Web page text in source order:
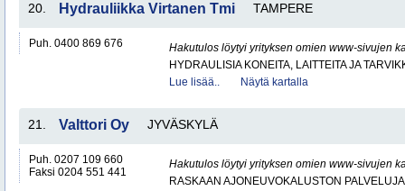
20. Hydrauliikka Virtanen Tmi TAMPERE
Puh. 0400 869 676
Hakutulos löytyi yrityksen omien www-sivujen
HYDRAULISIA KONEITA, LAITTEITA JA
Lue lisää..
Näytä kartalla
21. Valttori Oy JYVÄSKYLÄ
Puh. 0207 109 660
Faksi 0204 551 441
Hakutulos löytyi yrityksen omien www-sivujen
RASKAAN AJONEUVOKALUSTON